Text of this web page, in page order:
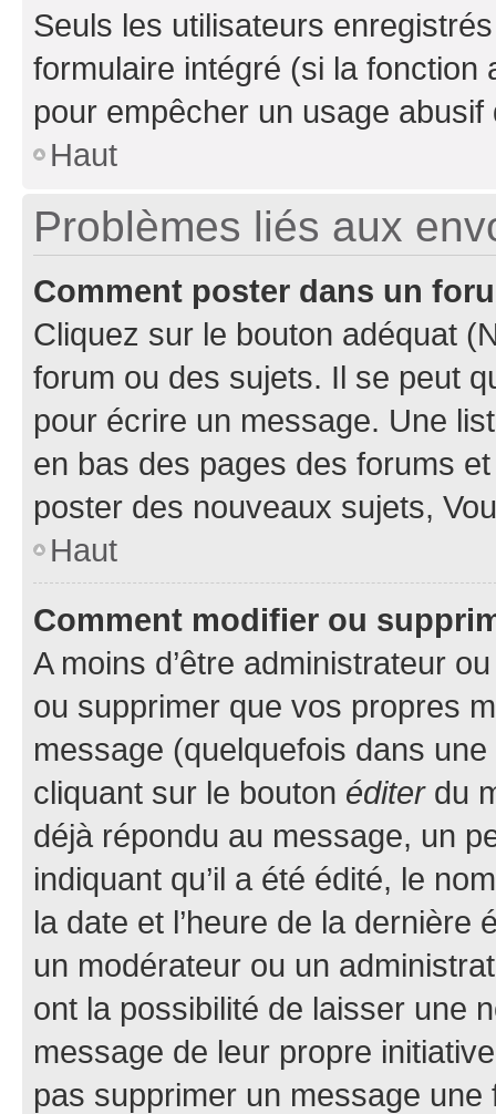
Seuls les utilisateurs
formulaire intégré (si la fonction
pour empêcher un usage
Haut
Problèmes liés aux
Comment poster dans un
Cliquez sur le bouton adéquat
forum ou des sujets. Il se peut
pour écrire un message. Une
en bas des pages des forums
poster des nouveaux sujets,
Haut
Comment modifier ou
A moins d’être administrateur
ou supprimer que vos propres
message (quelquefois dans
cliquant sur le bouton éditerdu
déjà répondu au message, un
indiquant qu’il a été édité, le
la date et l’heure de la dernière
un modérateur ou un
ont la possibilité de laisser une
message de leur propre
pas supprimer un message une